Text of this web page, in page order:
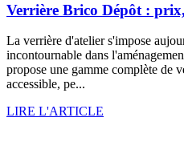
Verrière Brico Dépôt :
La verrière d'atelier s'impose
incontournable dans
propose une gamme complète de
accessible, pe...
LIRE L'ARTICLE